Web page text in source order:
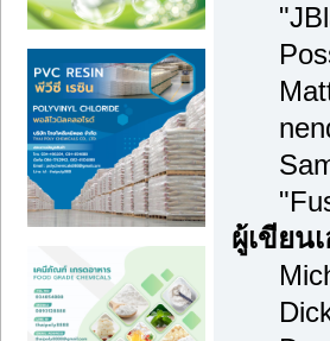
ผู้เขียน